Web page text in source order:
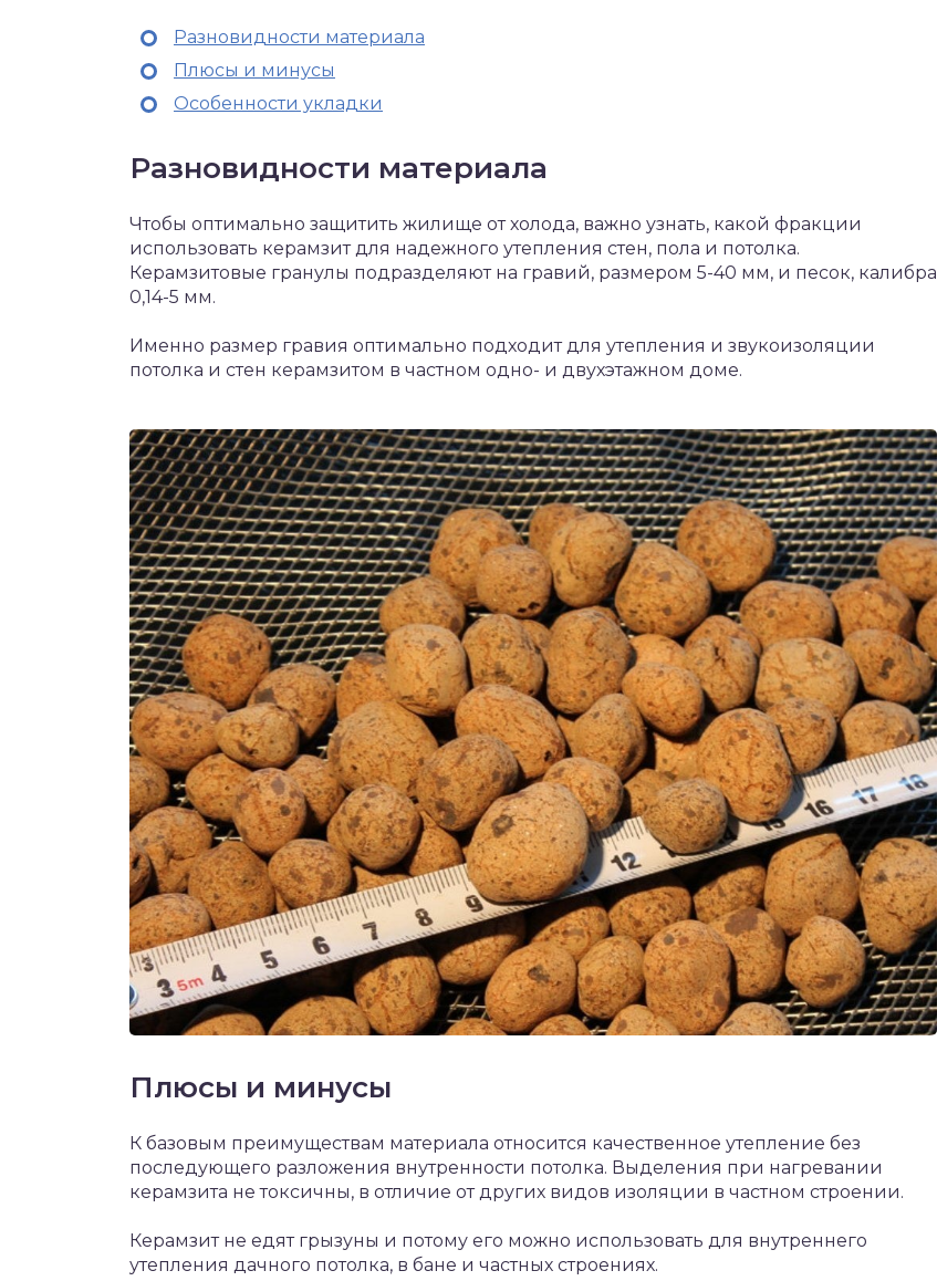
Разновидности материала
Плюсы и минусы
Особенности укладки
Разновидности материала
Чтобы оптимально защитить жилище от холода, важно узнать, какой фракции
использовать керамзит для надежного утепления стен, пола и потолка.
Керамзитовые гранулы подразделяют на гравий, размером 5-40 мм, и песок, калибра
0,14-5 мм.
Именно размер гравия оптимально подходит для утепления и звукоизоляции
потолка и стен керамзитом в частном одно- и двухэтажном доме.
Плюсы и минусы
К базовым преимуществам материала относится качественное утепление без
последующего разложения внутренности потолка. Выделения при нагревании
керамзита не токсичны, в отличие от других видов изоляции в частном строении.
Керамзит не едят грызуны и потому его можно использовать для внутреннего
утепления дачного потолка, в бане и частных строениях.